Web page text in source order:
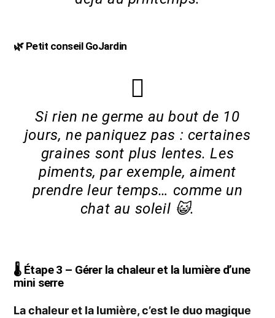
🌿 Petit conseil GoJardin
Si rien ne germe au bout de 10
jours, ne paniquez pas : certaines
graines sont plus lentes. Les
piments, par exemple, aiment
prendre leur temps… comme un
chat au soleil 😺.
🌡️ Étape 3 – Gérer la chaleur et la lumièred’une
mini serre
La chaleur et la lumière, c’est le duo magique